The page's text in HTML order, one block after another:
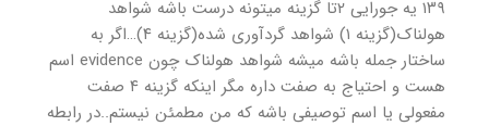
۱۳۹ یه جورایی ۲تا گزینه میتونه درست باشه شواهد
هولناک(گزینه ۱) شواهد گردآوری شده(گزینه ۴)…اگر به
ساختار جمله باشه میشه شواهد هولناک چون evidence اسم
هست و احتیاج به صفت داره مگر اینکه گزینه ۴ صفت
مفعولی یا اسم توصیفی باشه که من مطمئن نیستم..در رابطه